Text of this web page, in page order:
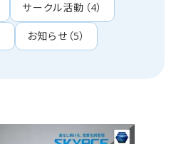
サークル活動 （4）
お知らせ （5）